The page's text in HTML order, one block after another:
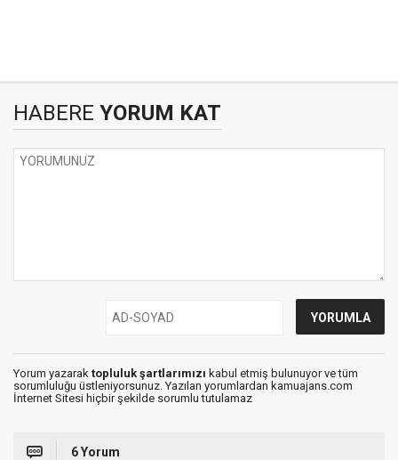
HABERE YORUM KAT
Yorum yazarak topluluk şartlarımızı kabul etmiş bulunuyor ve tüm
sorumluluğu üstleniyorsunuz. Yazılan yorumlardan kamuajans.com
İnternet Sitesi hiçbir şekilde sorumlu tutulamaz
6 Yorum